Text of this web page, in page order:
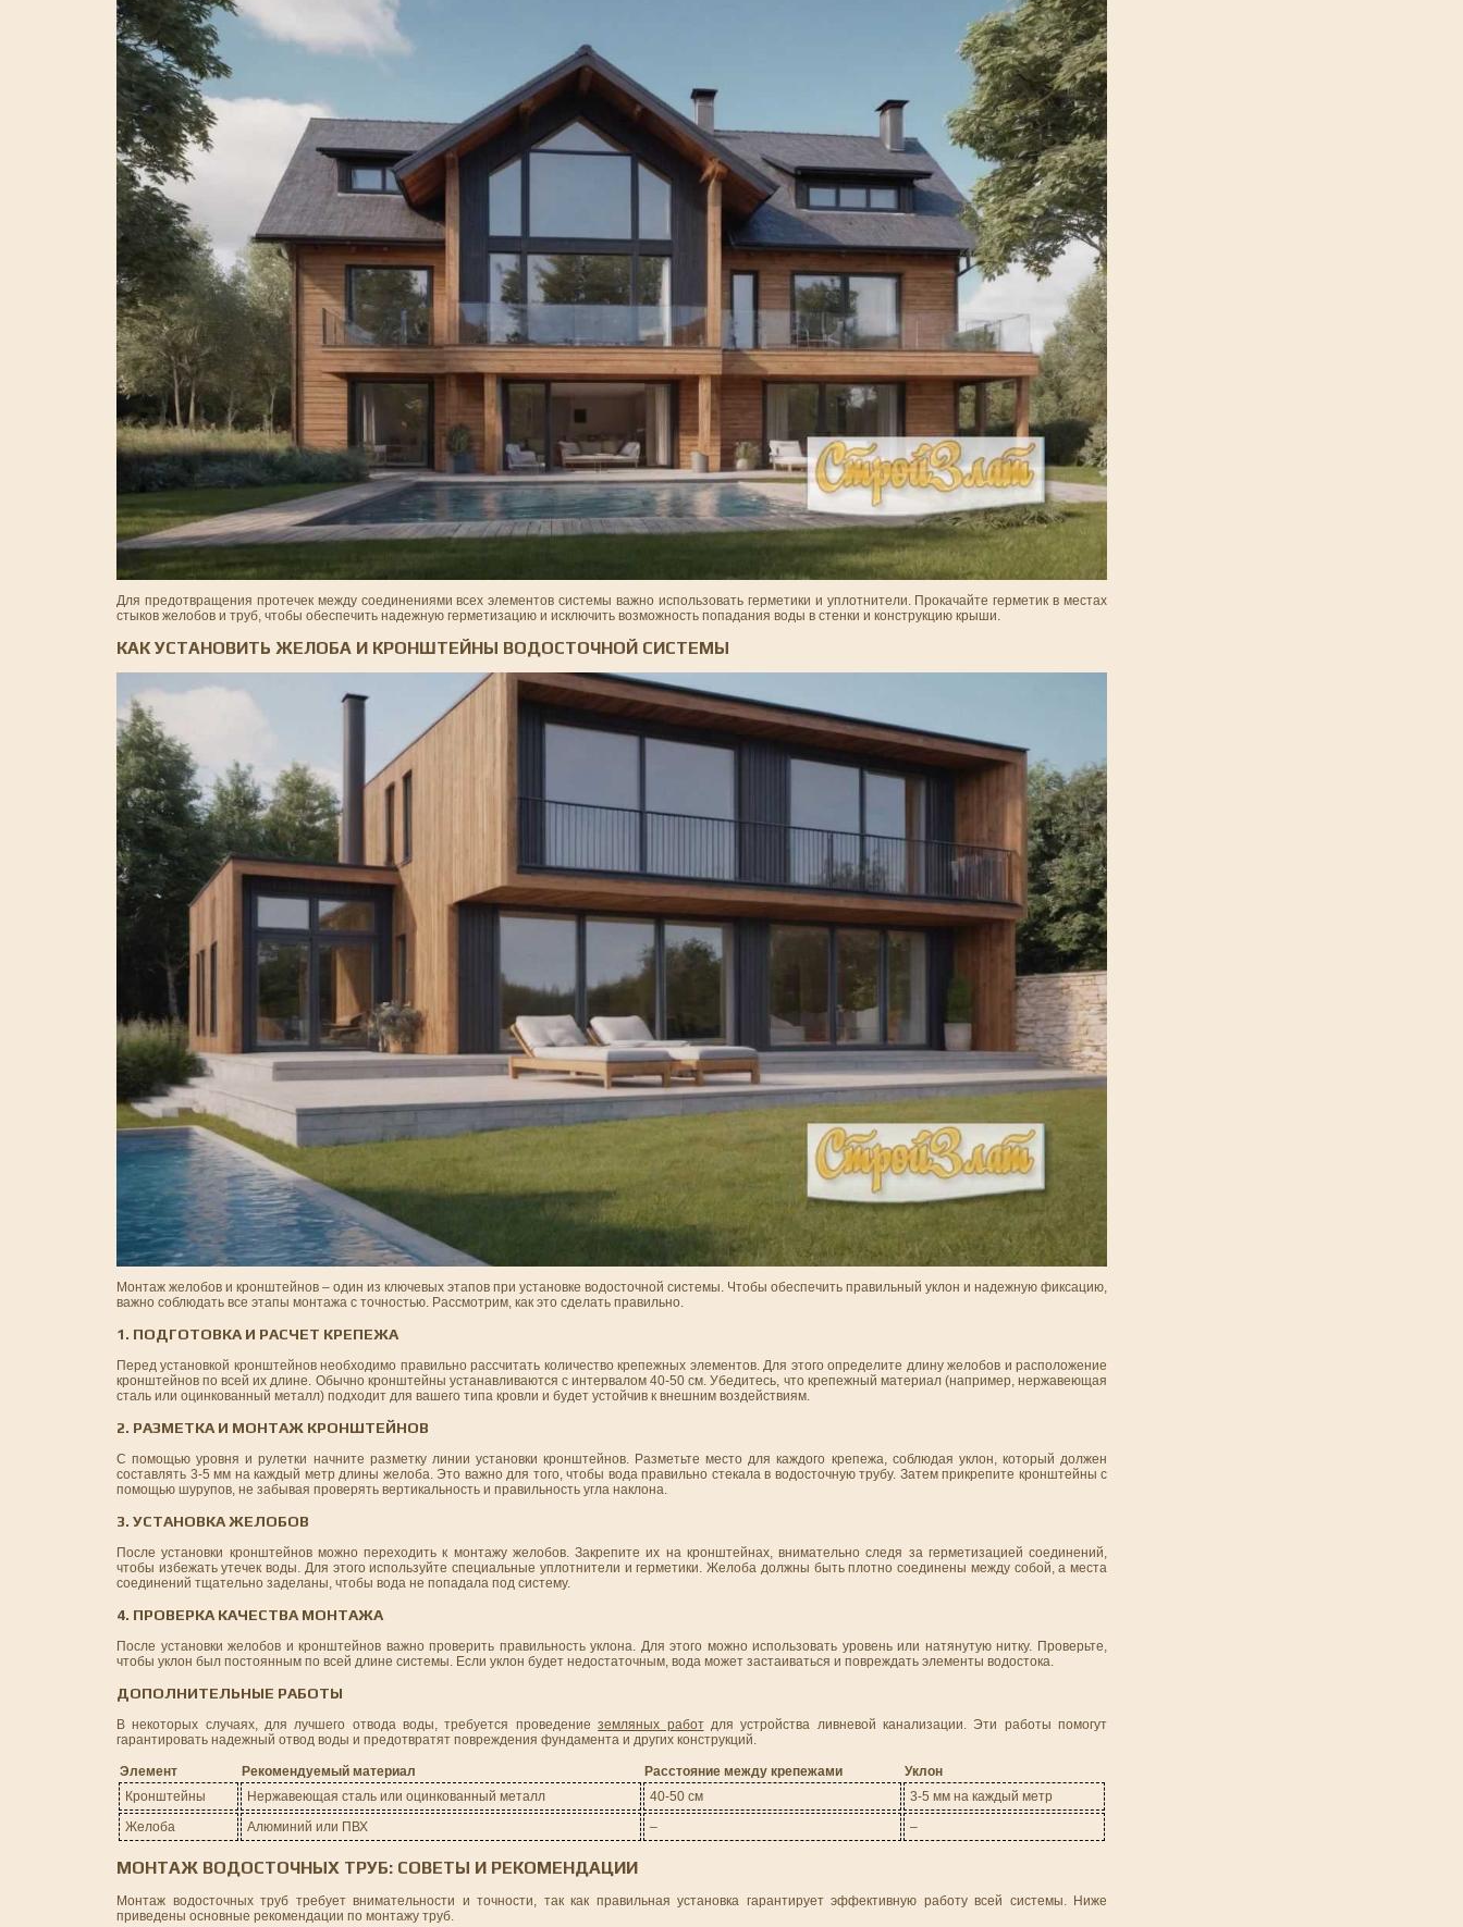
Для предотвращения протечек между соединениями всех элементов системы важно использовать герметики и уплотнители. Прокачайте герметик в местах
стыков желобов и труб, чтобы обеспечить надежную герметизацию и исключить возможность попадания воды в стенки и конструкцию крыши.
КАК УСТАНОВИТЬ ЖЕЛОБА И КРОНШТЕЙНЫ ВОДОСТОЧНОЙ СИСТЕМЫ
Монтаж желобов и кронштейнов – один из ключевых этапов при установке водосточной системы. Чтобы обеспечить правильный уклон и надежную фиксацию,
важно соблюдать все этапы монтажа с точностью. Рассмотрим, как это сделать правильно.
1. ПОДГОТОВКА И РАСЧЕТ КРЕПЕЖА
Перед установкой кронштейнов необходимо правильно рассчитать количество крепежных элементов. Для этого определите длину желобов и расположение
кронштейнов по всей их длине. Обычно кронштейны устанавливаются с интервалом 40-50 см. Убедитесь, что крепежный материал (например, нержавеющая
сталь или оцинкованный металл) подходит для вашего типа кровли и будет устойчив к внешним воздействиям.
2. РАЗМЕТКА И МОНТАЖ КРОНШТЕЙНОВ
С помощью уровня и рулетки начните разметку линии установки кронштейнов. Разметьте место для каждого крепежа, соблюдая уклон, который должен
составлять 3-5 мм на каждый метр длины желоба. Это важно для того, чтобы вода правильно стекала в водосточную трубу. Затем прикрепите кронштейны с
помощью шурупов, не забывая проверять вертикальность и правильность угла наклона.
3. УСТАНОВКА ЖЕЛОБОВ
После установки кронштейнов можно переходить к монтажу желобов. Закрепите их на кронштейнах, внимательно следя за герметизацией соединений,
чтобы избежать утечек воды. Для этого используйте специальные уплотнители и герметики. Желоба должны быть плотно соединены между собой, а места
соединений тщательно заделаны, чтобы вода не попадала под систему.
4. ПРОВЕРКА КАЧЕСТВА МОНТАЖА
После установки желобов и кронштейнов важно проверить правильность уклона. Для этого можно использовать уровень или натянутую нитку. Проверьте,
чтобы уклон был постоянным по всей длине системы. Если уклон будет недостаточным, вода может застаиваться и повреждать элементы водостока.
ДОПОЛНИТЕЛЬНЫЕ РАБОТЫ
В некоторых случаях, для лучшего отвода воды, требуется проведениеземляных работдля устройства ливневой канализации. Эти работы помогут
гарантировать надежный отвод воды и предотвратят повреждения фундамента и других конструкций.
Элемент Рекомендуемый материал Расстояние между крепежами
Уклон
Кронштейны
Нержавеющая сталь или оцинкованный металл 40-50 см
3-5 мм на каждый метр
Желоба
Алюминий или ПВХ – –
МОНТАЖ ВОДОСТОЧНЫХ ТРУБ: СОВЕТЫ И РЕКОМЕНДАЦИИ
Монтаж водосточных труб требует внимательности и точности, так как правильная установка гарантирует эффективную работу всей системы. Ниже
приведены основные рекомендации по монтажу труб.